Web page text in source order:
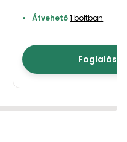
Átvehető1 boltban
Foglalás